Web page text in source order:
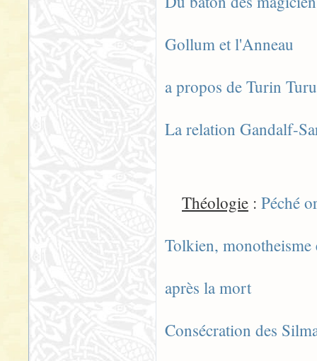
Gollum et l'Anneau
a propos de Turin
La relation Gandalf-
Théologie : Péché
Tolkien, monotheisme
après la mort
Consécration des